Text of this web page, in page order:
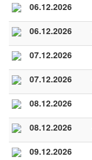
06.12.2026
06.12.2026
07.12.2026
07.12.2026
08.12.2026
08.12.2026
09.12.2026